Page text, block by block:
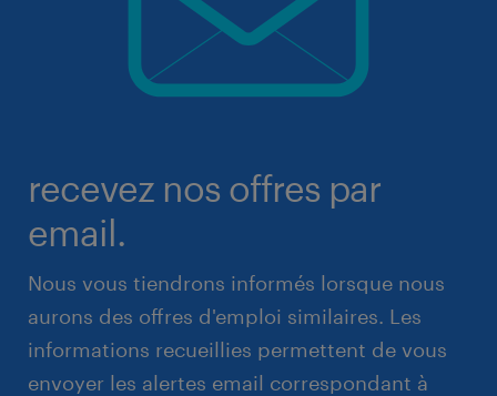
recevez nos offres par
email.
Nous vous tiendrons informés lorsque nous
aurons des offres d'emploi similaires. Les
informations recueillies permettent de vous
envoyer les alertes email correspondant à